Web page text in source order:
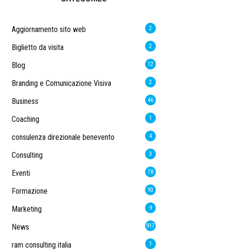
Aggiornamento sito web 2
Biglietto da visita 2
Blog 12
Branding e Comunicazione Visiva 2
Business 46
Coaching 1
consulenza direzionale benevento 4
Consulting 3
Eventi 78
Formazione 93
Marketing 9
News 917
ram consulting italia 1